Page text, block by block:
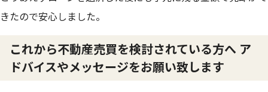
きたので安心しました。
これから不動産売買を検討されている方へ ア
ドバイスやメッセージをお願い致します